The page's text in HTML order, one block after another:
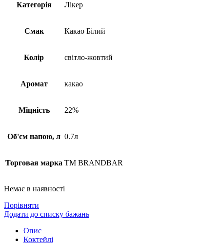
Категорія Лікер
Смак Какао Білий
Колір світло-жовтий
Аромат какао
Міцність 22%
Об'єм напою, л 0.7л
Торговая марка TM BRANDBAR
Немає в наявності
Порівняти
Додати до списку бажань
Опис
Коктейлі